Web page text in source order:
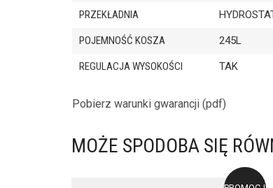
PRZEKŁADNIA
POJEMNOŚĆ KOSZA 245L
REGULACJA WYSOKOŚCI TAK
Pobierz warunki gwarancji (pdf)
MOŻE SPODOBA SIĘ